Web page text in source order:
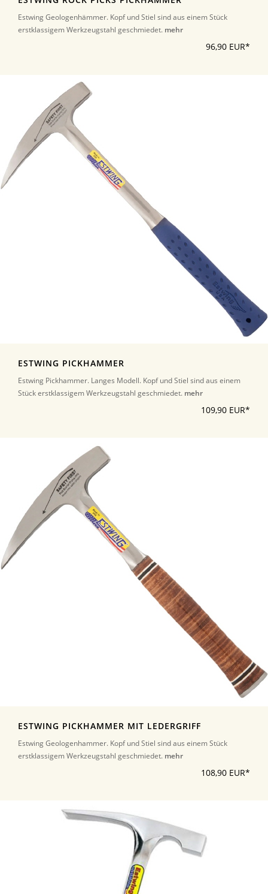
Estwing Geologenhämmer. Kopf und Stiel sind aus einem Stück
erstklassigem Werkzeugstahl geschmiedet. mehr
96,90 EUR*
ESTWING PICKHAMMER
Estwing Pickhammer. Langes Modell. Kopf und Stiel sind aus einem
Stück erstklassigem Werkzeugstahl geschmiedet. mehr
109,90 EUR*
ESTWING PICKHAMMER MIT LEDERGRIFF
Estwing Geologenhammer. Kopf und Stiel sind aus einem Stück
erstklassigem Werkzeugstahl geschmiedet. mehr
108,90 EUR*